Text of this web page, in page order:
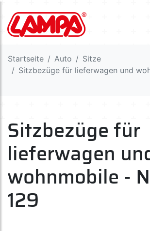
Startseite Auto
Sitze
Sitzbezüge für lieferwagen und
Sitzbezüge für
lieferwagen
wohnmobile -
129